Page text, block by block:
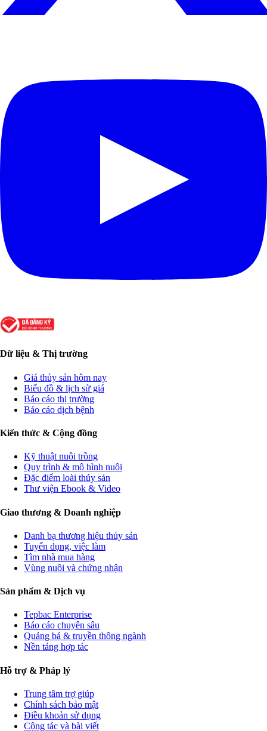
Dữ liệu & Thị trường
Giá thủy sản hôm nay
Biểu đồ & lịch sử giá
Báo cáo thị trường
Báo cáo dịch bệnh
Kiến thức & Cộng đồng
Kỹ thuật nuôi trồng
Quy trình & mô hình nuôi
Đặc điểm loài thủy sản
Thư viện Ebook & Video
Giao thương & Doanh nghiệp
Danh bạ thương hiệu thủy sản
Tuyển dụng, việc làm
Tìm nhà mua hàng
Vùng nuôi và chứng nhận
Sản phẩm & Dịch vụ
Tepbac Enterprise
Báo cáo chuyên sâu
Quảng bá & truyền thông ngành
Nền tảng hợp tác
Hỗ trợ & Pháp lý
Trung tâm trợ giúp
Chính sách bảo mật
Điều khoản sử dụng
Cộng tác và bài viết